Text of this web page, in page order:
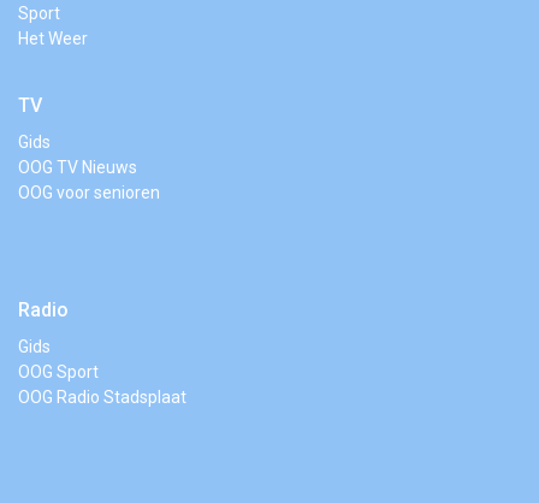
Sport
Het Weer
TV
Gids
OOG TV Nieuws
OOG voor senioren
Radio
Gids
OOG Sport
OOG Radio Stadsplaat